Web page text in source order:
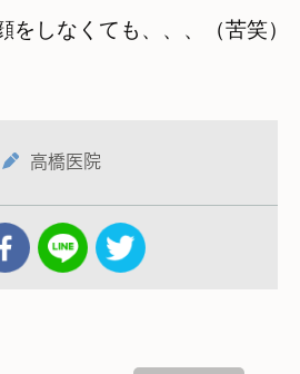
をしなくても、、、（苦笑）
高橋医院